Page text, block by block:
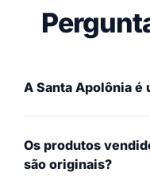
A Santa Apolônia
Os produtos
são originais?